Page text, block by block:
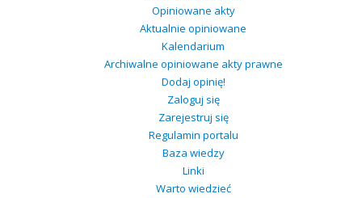
Opiniowane akty
Aktualnie opiniowane
Kalendarium
Archiwalne opiniowane akty prawne
Dodaj opinię!
Zaloguj się
Zarejestruj się
Regulamin portalu
Baza wiedzy
Linki
Warto wiedzieć